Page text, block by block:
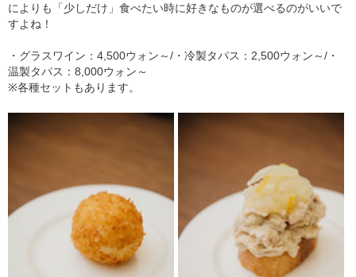
によりも「少しだけ」食べたい時に好きなものが選べるのがいいで
すよね！
・グラスワイン：4,500ウォン～/・冷製タパス：2,500ウォン～/・
温製タパス：8,000ウォン～
※各種セットもあります。